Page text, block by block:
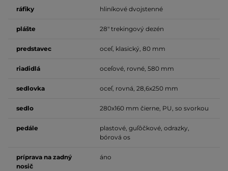
ráfiky hliníkové dvojstenné
plášte 28" trekingový dezén
predstavec oceľ, klasický, 80 mm
riadidlá oceľové, rovné, 580 mm
sedlovka oceľ, rovná, 28,6x250 mm
sedlo 280x160 mm čierne, PU, so svorkou
pedále
plastové, guľôčkové, odrazky,
bórová os
príprava na zadný
nosič
áno